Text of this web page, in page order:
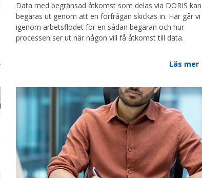
Data med begränsad åtkomst som delas via DORIS kan
begäras ut genom att en förfrågan skickas in. Här går vi
igenom arbetsflödet för en sådan begäran och hur
processen ser ut när någon vill få åtkomst till data.
Läs mer